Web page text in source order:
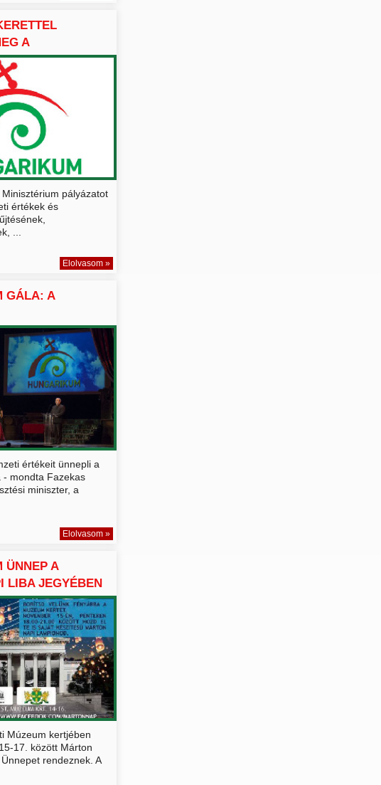
A
...
pályázatot
értékek és
...
Elolvasom »
GÁLA: A
értékeit ünnepli a
- mondta Fazekas
miniszter, a
Elolvasom »
ÜNNEP A
LIBA JEGYÉBEN
Múzeum kertjében
17. között Márton
rendeznek. A